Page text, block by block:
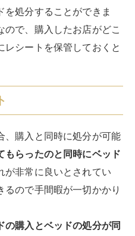
を処分することができま
で、購入したお店がどこ
シートを保管しておくと
、購入と同時に処分が可能
もらったのと同時にベッド
が非常に良いとされてい
ので手間暇が一切かかり
の購入とベッドの処分が同